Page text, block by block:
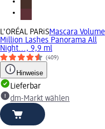
L'ORÉAL PARiSMascara Volume
Million Lashes Panorama All
Night..., 9,9 ml
(409)
Hinweise
Lieferbar
dm-Markt wählen